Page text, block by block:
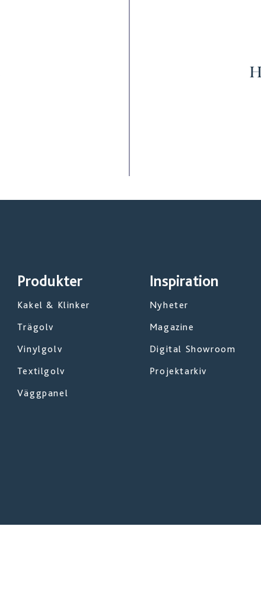
Produkter
Kakel & Klinker
Trägolv
Vinylgolv
Textilgolv
Väggpanel
Inspiration
Nyheter
Magazine
Digital Showroom
Projektarkiv